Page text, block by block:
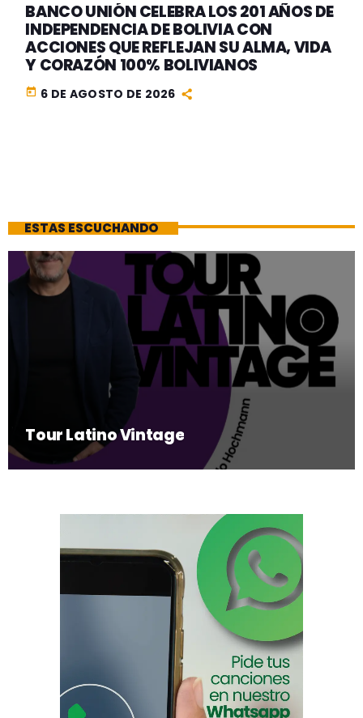
BANCO UNIÓN CELEBRA LOS 201 AÑOS DE
INDEPENDENCIA DE BOLIVIA CON
ACCIONES QUE REFLEJAN SU ALMA, VIDA
Y CORAZÓN 100% BOLIVIANOS
today 6 DE AGOSTO DE 2026
ESTAS ESCUCHANDO
Tour Latino Vintage